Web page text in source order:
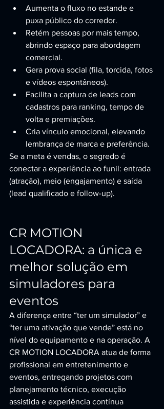
Aumenta o fluxo no estande e
puxa público do corredor.
Retém pessoas por mais tempo,
abrindo espaço para abordagem
comercial.
Gera prova social (fila, torcida, fotos
e vídeos espontâneos).
Facilita a captura de leads com
cadastros para ranking, tempo de
volta e premiações.
Cria vínculo emocional, elevando
lembrança de marca e preferência.
Se a meta é vendas, o segredo é
conectar a experiência ao funil: entrada
(atração), meio (engajamento) e saída
(lead qualificado e follow-up).
CR MOTION
LOCADORA: a única e
melhor solução em
simuladores para
eventos
A diferença entre “ter um simulador” e
“ter uma ativação que vende” está no
nível do equipamento e na operação. A
CR MOTION LOCADORA atua de forma
profissional em entretenimento e
eventos, entregando projetos com
planejamento técnico, execução
assistida e experiência contínua